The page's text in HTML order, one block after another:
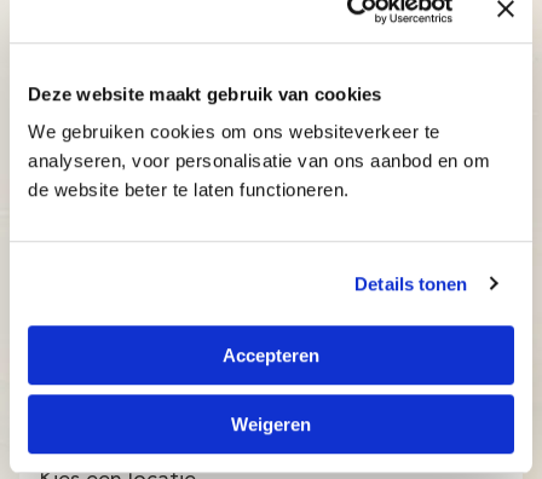
Deze website maakt gebruik van cookies
We gebruiken cookies om ons websiteverkeer te
analyseren, voor personalisatie van ons aanbod en om
de website beter te laten functioneren.
Details tonen
Accepteren
Weigeren